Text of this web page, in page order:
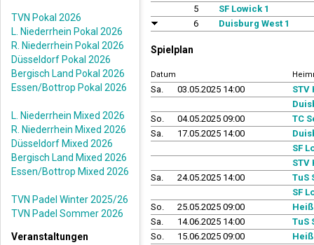
TVN Pokal 2026
L. Niederrhein Pokal 2026
R. Niederrhein Pokal 2026
Düsseldorf Pokal 2026
Bergisch Land Pokal 2026
Essen/Bottrop Pokal 2026
L. Niederrhein Mixed 2026
R. Niederrhein Mixed 2026
Düsseldorf Mixed 2026
Bergisch Land Mixed 2026
Essen/Bottrop Mixed 2026
TVN Padel Winter 2025/26
TVN Padel Sommer 2026
Veranstaltungen
5
SF Lowick 1
6
Duisburg West 1
Spielplan
Datum
Sa. 03.05.2025 14:00
STV
So.
04.05.2025 09:00
TC
Sa.
17.05.2025 14:00
SF
STV
Sa.
24.05.2025 14:00
TuS
SF
So.
25.05.2025 09:00
Sa.
14.06.2025 14:00
TuS
So.
15.06.2025 09:00